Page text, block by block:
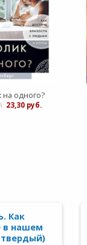
на одного?
23,30 руб.
Как
в нашем